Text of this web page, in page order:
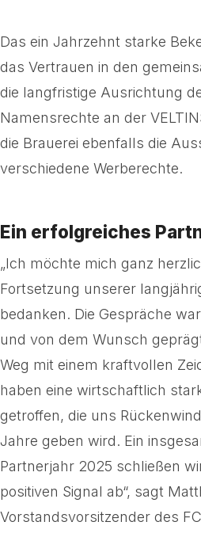
Das ein Jahrzehnt starke
das Vertrauen in den
die langfristige Ausrichtung
Namensrechte an der
die Brauerei ebenfalls die
verschiedene Werberechte.
Ein erfolgreiches
„Ich möchte mich ganz
Fortsetzung unserer
bedanken. Die Gespräche
und von dem Wunsch
Weg mit einem kraftvollen
haben eine wirtschaftlich
getroffen, die uns
Jahre geben wird. Ein
Partnerjahr 2025 schließen
positiven Signal ab“, sagt
Vorstandsvorsitzender des